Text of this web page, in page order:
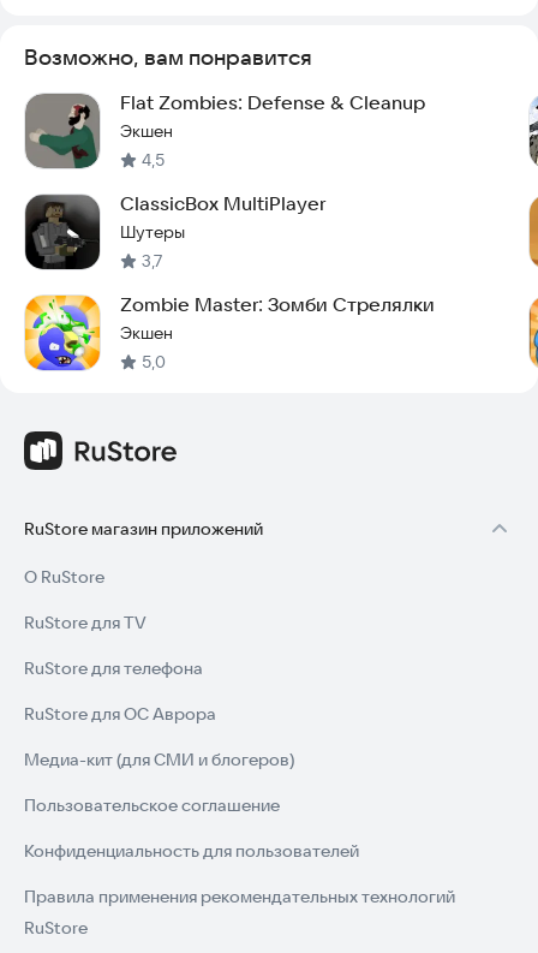
Возможно, вам понравится
Flat Zombies: Defense & Cleanup
Экшен
4,5
ClassicBox MultiPlayer
Шутеры
3,7
Zombie Master: Зомби Стрелялки
Экшен
5,0
RuStore магазин приложений
О RuStore
RuStore для TV
RuStore для телефона
RuStore для ОС Аврора
Медиа-кит (для СМИ и блогеров)
Пользовательское соглашение
Конфиденциальность для пользователей
Правила применения рекомендательных технологий
RuStore